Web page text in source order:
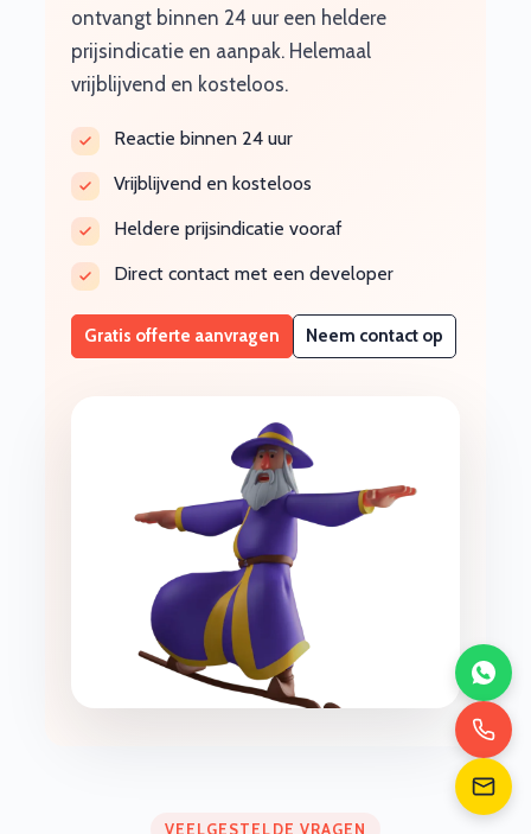
ontvangt binnen 24 uur een heldere
prijsindicatie en aanpak. Helemaal
vrijblijvend en kosteloos.
Reactie binnen 24 uur
Vrijblijvend en kosteloos
Heldere prijsindicatie vooraf
Direct contact met een developer
Gratis offerte aanvragen Neem contact op
VEELGESTELDE VRAGEN